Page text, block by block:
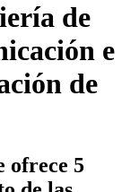
de
e
de
ofrece 5